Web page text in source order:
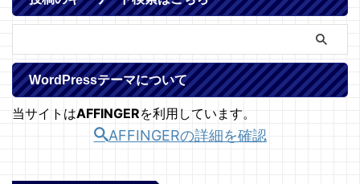
WordPressテーマについて
当サイトはAFFINGERを利用しています。
AFFINGERの詳細を確認